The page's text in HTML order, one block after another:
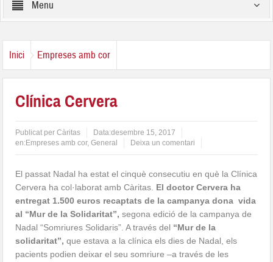
Menu
Inici Empreses amb cor
Clínica Cervera
Publicat perCàritas Data:desembre 15, 2017
en:Empreses amb cor,General Deixa un comentari
El passat Nadal ha estat el cinquè consecutiu en què la Clínica
Cervera ha col·laborat amb Càritas. El doctor Cervera ha
entregat 1.500 euros recaptats de la campanya dona vida
al “Mur de la Solidaritat”, segona edició de la campanya de
Nadal “Somriures Solidaris”. A través del “Mur de la
solidaritat”, que estava a la clínica els dies de Nadal, els
pacients podien deixar el seu somriure –a través de les